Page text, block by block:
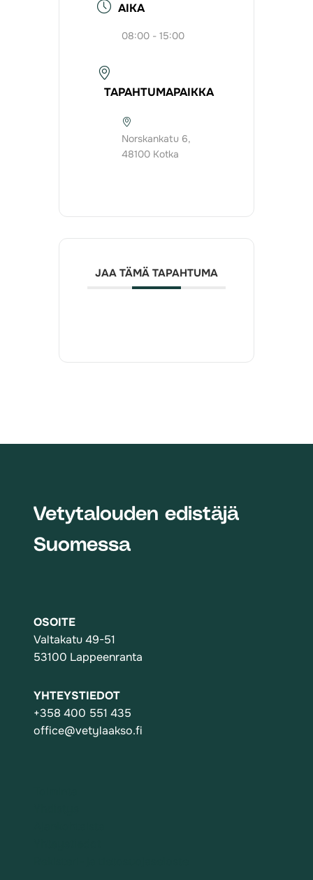
AIKA
08:00 - 15:00
TAPAHTUMAPAIKKA
Norskankatu 6,
48100 Kotka
JAA TÄMÄ TAPAHTUMA
Vetytalouden edistäjä
Suomessa
OSOITE
Valtakatu 49-51
53100 Lappeenranta
YHTEYSTIEDOT
+358 400 551 435
office@vetylaakso.fi